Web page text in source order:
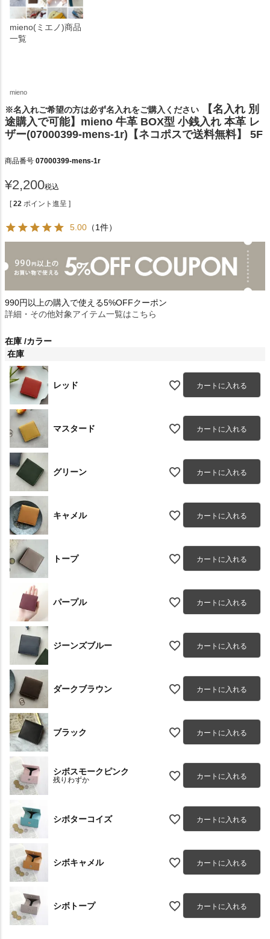
mieno(ミエノ)商品
一覧
mieno
※名入れご希望の方は必ず名入れをご購入ください
【名入れ 別
途購入で可能】mieno 牛革 BOX型 小銭入れ 本革 レ
ザー(07000399-mens-1r)【ネコポスで送料無料】 5F
商品番号 07000399-mens-1r
¥2,200税込
[ 22 ポイント進呈 ]
5.00 （1件）
990円以上の購入で使える5%OFFクーポン
詳細・その他対象アイテム一覧はこちら
在庫 カラー
在庫
レッド カートに入れる
マスタード カートに入れる
グリーン カートに入れる
キャメル カートに入れる
トープ カートに入れる
パープル カートに入れる
ジーンズブルー カートに入れる
ダークブラウン カートに入れる
ブラック カートに入れる
シボスモークピンク
残りわずか カートに入れる
シボターコイズ カートに入れる
シボキャメル カートに入れる
シボトープ カートに入れる